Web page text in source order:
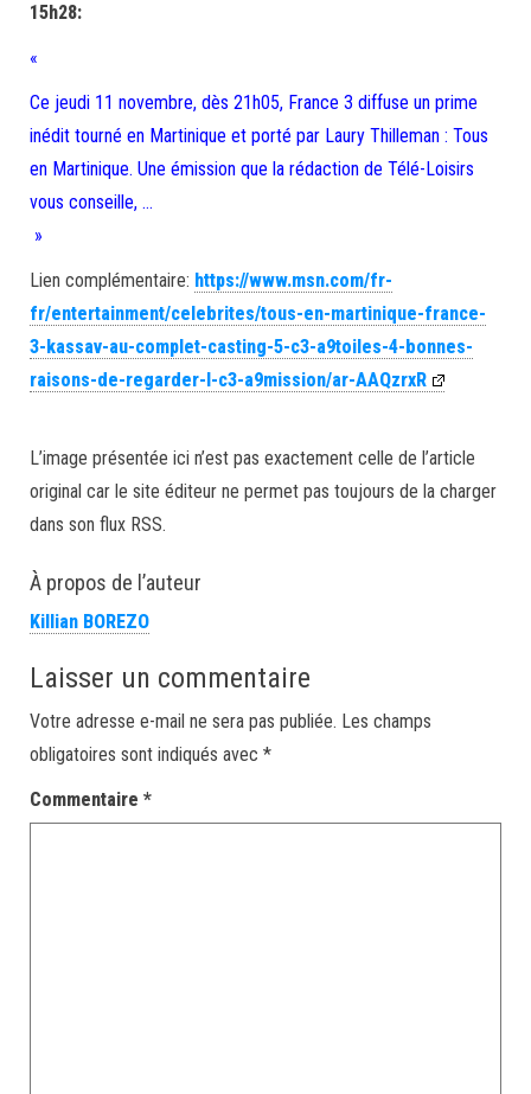
15h28:
«
Ce jeudi 11 novembre, dès 21h05, France 3 diffuse un prime
inédit tourné en Martinique et porté par Laury Thilleman : Tous
en Martinique. Une émission que la rédaction de Télé-Loisirs
vous conseille, …
»
Lien complémentaire: https://www.msn.com/fr-
fr/entertainment/celebrites/tous-en-martinique-france-
3-kassav-au-complet-casting-5-c3-a9toiles-4-bonnes-
raisons-de-regarder-l-c3-a9mission/ar-AAQzrxR
L’image présentée ici n’est pas exactement celle de l’article
original car le site éditeur ne permet pas toujours de la charger
dans son flux RSS.
À propos de l’auteur
Killian BOREZO
Laisser un commentaire
Votre adresse e-mail ne sera pas publiée. Les champs
obligatoires sont indiqués avec *
Commentaire *